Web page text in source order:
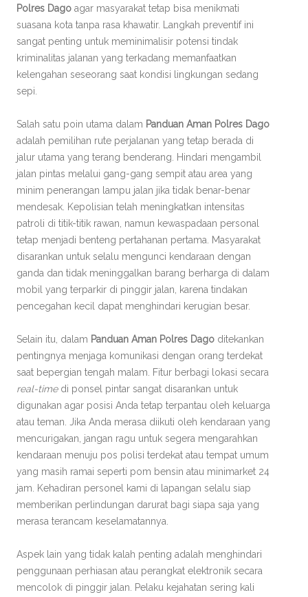
Polres Dago agar masyarakat tetap bisa menikmati
suasana kota tanpa rasa khawatir. Langkah preventif ini
sangat penting untuk meminimalisir potensi tindak
kriminalitas jalanan yang terkadang memanfaatkan
kelengahan seseorang saat kondisi lingkungan sedang
sepi.
Salah satu poin utama dalam Panduan Aman Polres Dago
adalah pemilihan rute perjalanan yang tetap berada di
jalur utama yang terang benderang. Hindari mengambil
jalan pintas melalui gang-gang sempit atau area yang
minim penerangan lampu jalan jika tidak benar-benar
mendesak. Kepolisian telah meningkatkan intensitas
patroli di titik-titik rawan, namun kewaspadaan personal
tetap menjadi benteng pertahanan pertama. Masyarakat
disarankan untuk selalu mengunci kendaraan dengan
ganda dan tidak meninggalkan barang berharga di dalam
mobil yang terparkir di pinggir jalan, karena tindakan
pencegahan kecil dapat menghindari kerugian besar.
Selain itu, dalam Panduan Aman Polres Dago ditekankan
pentingnya menjaga komunikasi dengan orang terdekat
saat bepergian tengah malam. Fitur berbagi lokasi secara
real-timedi ponsel pintar sangat disarankan untuk
digunakan agar posisi Anda tetap terpantau oleh keluarga
atau teman. Jika Anda merasa diikuti oleh kendaraan yang
mencurigakan, jangan ragu untuk segera mengarahkan
kendaraan menuju pos polisi terdekat atau tempat umum
yang masih ramai seperti pom bensin atau minimarket 24
jam. Kehadiran personel kami di lapangan selalu siap
memberikan perlindungan darurat bagi siapa saja yang
merasa terancam keselamatannya.
Aspek lain yang tidak kalah penting adalah menghindari
penggunaan perhiasan atau perangkat elektronik secara
mencolok di pinggir jalan. Pelaku kejahatan sering kali